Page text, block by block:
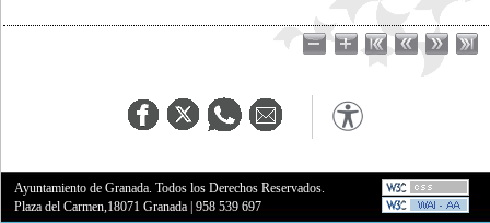
Ayuntamiento de Granada. Todos los Derechos Reservados.
Plaza del Carmen,18071 Granada |958 539 697